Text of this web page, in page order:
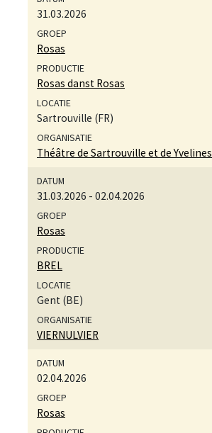
31.03.2026
Rosas
Rosas danst Rosas
Sartrouville (FR)
Théâtre de Sartrouville et de Yvelines
31.03.2026 - 02.04.2026
Rosas
BREL
Gent (BE)
VIERNULVIER
02.04.2026
Rosas